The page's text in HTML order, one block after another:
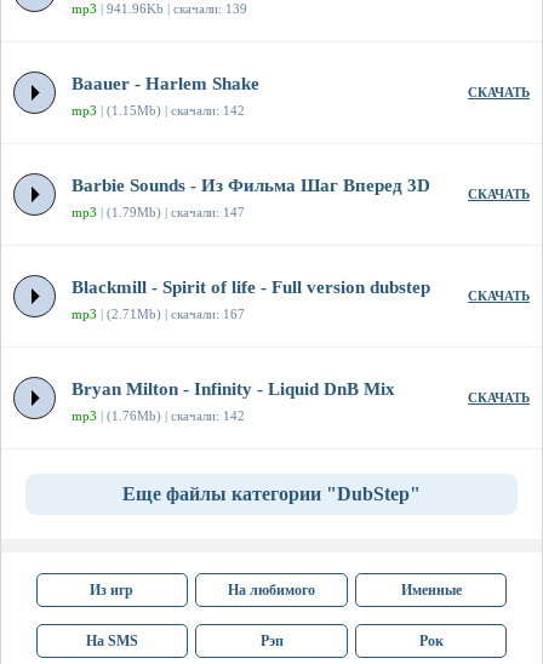
mp3 | 941.96Kb | скачали: 139
Baauer - Harlem Shake
mp3 | (1.15Mb) | скачали: 142
СКАЧАТЬ
Barbie Sounds - Из Фильма Шаг Вперед 3D
mp3 | (1.79Mb) | скачали: 147
СКАЧАТЬ
Blackmill - Spirit of life - Full version dubstep
mp3 | (2.71Mb) | скачали: 167
СКАЧАТЬ
Bryan Milton - Infinity - Liquid DnB Mix
mp3 | (1.76Mb) | скачали: 142
СКАЧАТЬ
Еще файлы категории "DubStep"
Из игр На любимого Именные
На SMS Рэп Рок